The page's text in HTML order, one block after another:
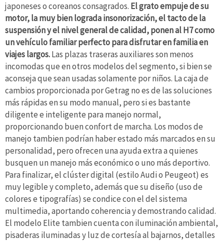
japoneses o coreanos consagrados. El grato empuje de su
motor, la muy bien lograda insonorización, el tacto de la
suspensión y el nivel general de calidad, ponen al H7 como
un vehículo familiar perfecto para disfrutar en familia en
viajes largos.Las plazas traseras auxiliares son menos
incomodas que en otros modelos del segmento, si bien se
aconseja que sean usadas solamente por niños. La caja de
cambios proporcionada por Getrag no es de las soluciones
más rápidas en su modo manual, pero si es bastante
diligente e inteligente para manejo normal,
proporcionando buen confort de marcha. Los modos de
manejo tambien podrían haber estado más marcados en su
personalidad, pero ofrecen una ayuda extra a quienes
busquen un manejo más económico o uno más deportivo.
Para finalizar, el clúster digital (estilo Audi o Peugeot) es
muy legible y completo, además que su diseño (uso de
colores e tipografías) se condice con el del sistema
multimedia, aportando coherencia y demostrando calidad.
El modelo Elite tambien cuenta con iluminación ambiental,
pisaderas iluminadas y luz de cortesía al bajarnos, detalles